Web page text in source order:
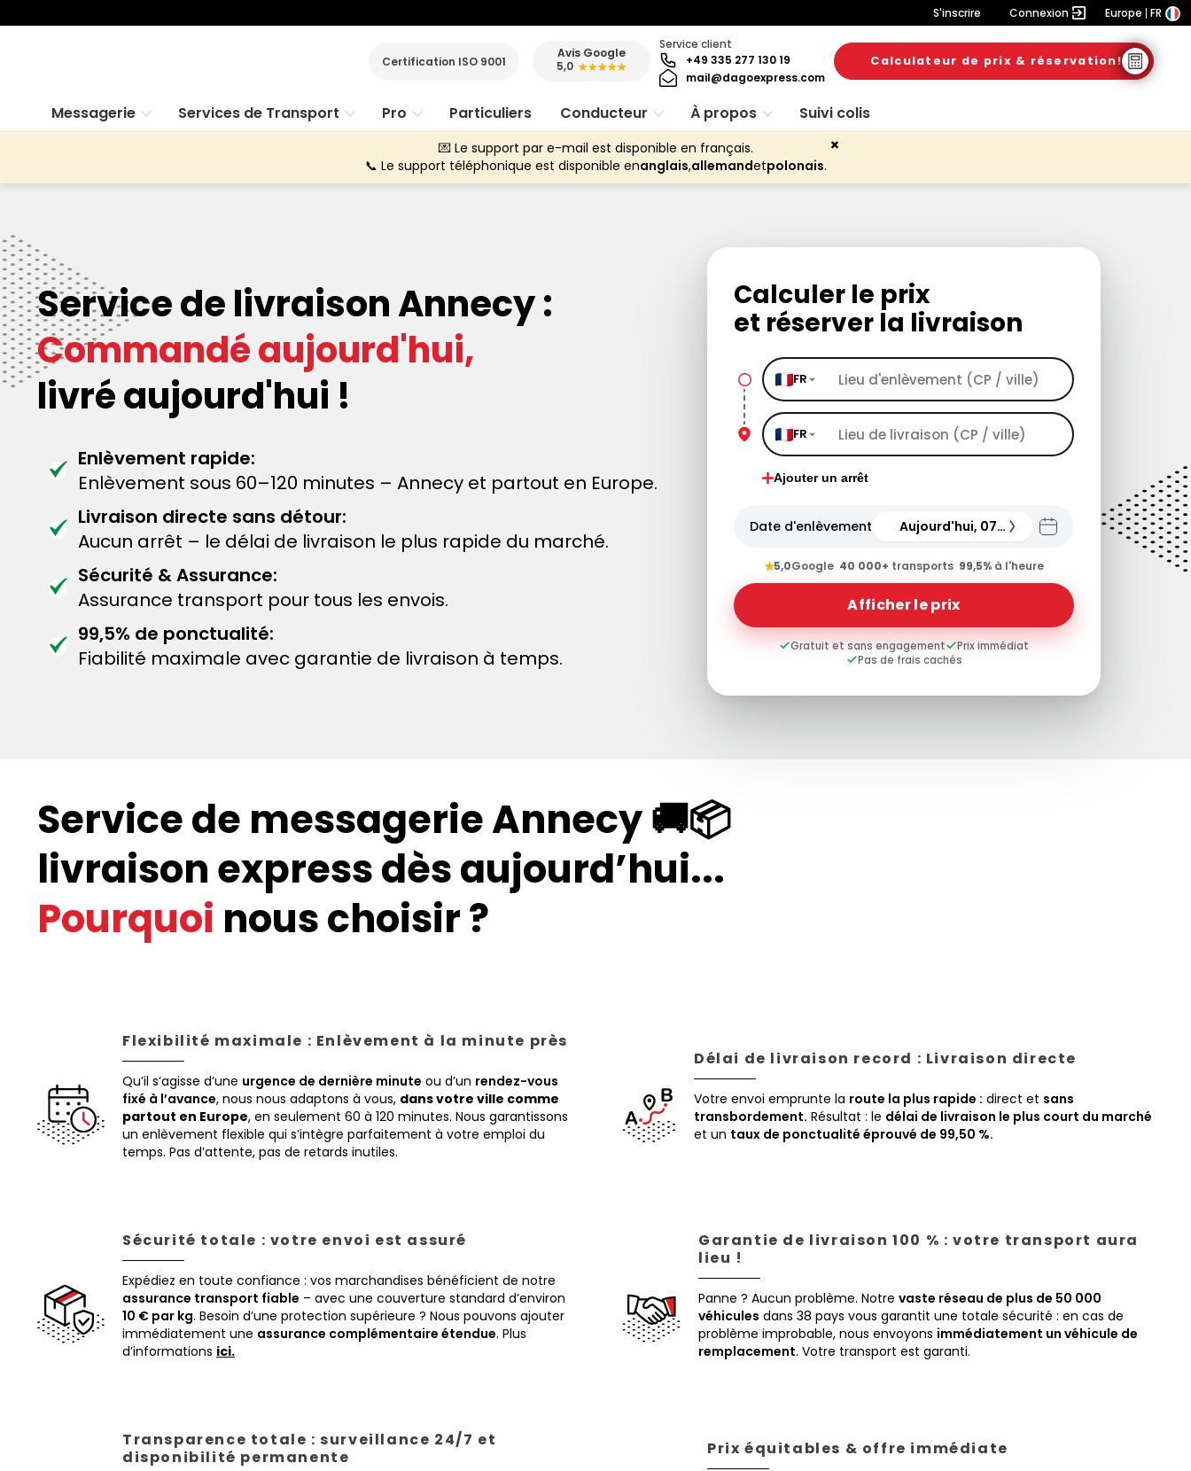
S'inscrire Connexion Europe FR
Certification ISO 9001
Avis Google
5,0 ★★★★★
Service client
+49 335 277 130 19
mail@dagoexpress.com
Calculateur de prix & réservation!
Messagerie Services de Transport Pro Particuliers Conducteur À propos Suivi colis
💌 Le support par e-mail est disponible en français.
📞 Le support téléphonique est disponible enanglais,allemandetpolonais.
Service de livraison Annecy :
Commandé aujourd'hui,
livré aujourd'hui !
Enlèvement rapide:
Enlèvement sous 60–120 minutes – Annecy et partout en Europe.
Livraison directe sans détour:
Aucun arrêt – le délai de livraison le plus rapide du marché.
Sécurité & Assurance:
Assurance transport pour tous les envois.
99,5% de ponctualité:
Fiabilité maximale avec garantie de livraison à temps.
Calculer le prix
et réserver la livraison
FR
FR
Ajouter un arrêt
Date d'enlèvement Aujourd'hui, 07.08.26
★5,0Google· 40 000+ transports· 99,5% à l'heure
Afficher le prix
Gratuit et sans engagement
Prix immédiat
Pas de frais cachés
Service de messagerie Annecy 🚚📦
livraison express dès aujourd’hui...
Pourquoi nous choisir ?
Flexibilité maximale : Enlèvement à la minute près
Qu’il s’agisse d’une urgence de dernière minute ou d’un rendez-vous
fixé à l’avance, nous nous adaptons à vous, dans votre ville comme
partout en Europe, en seulement 60 à 120 minutes. Nous garantissons
un enlèvement flexible qui s’intègre parfaitement à votre emploi du
temps. Pas d’attente, pas de retards inutiles.
Délai de livraison record : Livraison directe
Votre envoi emprunte la route la plus rapide : direct et sans
transbordement. Résultat : le délai de livraison le plus court du marché
et un taux de ponctualité éprouvé de 99,50 %.
Sécurité totale : votre envoi est assuré
Expédiez en toute confiance : vos marchandises bénéficient de notre
assurance transport fiable – avec une couverture standard d’environ
10 € par kg. Besoin d’une protection supérieure ? Nous pouvons ajouter
immédiatement une assurance complémentaire étendue. Plus
d’informations ici.
Garantie de livraison 100 % : votre transport aura
lieu !
Panne ? Aucun problème. Notre vaste réseau de plus de 50 000
véhicules dans 38 pays vous garantit une totale sécurité : en cas de
problème improbable, nous envoyons immédiatement un véhicule de
remplacement. Votre transport est garanti.
Transparence totale : surveillance 24/7 et
disponibilité permanente
Prix équitables & offre immédiate